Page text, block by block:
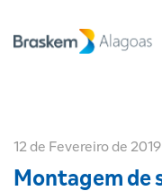
12 de Fevereiro de 2019
Montagem de